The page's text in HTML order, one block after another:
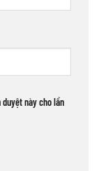
này cho lần